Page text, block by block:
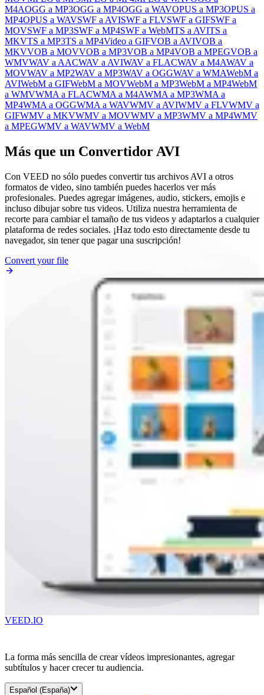
M4AOGG a MP3OGG a MP4OGG a WAVOPUS a MP3OPUS a
MP4OPUS a WAVSWF a AVISWF a FLVSWF a GIFSWF a
MOVSWF a MP3SWF a MP4SWF a WebMTS a AVITS a
MKVTS a MP3TS a MP4Video a GIFVOB a AVIVOB a
MKVVOB a MOVVOB a MP3VOB a MP4VOB a MPEGVOB a
WMVWAV a AACWAV a AVIWAV a FLACWAV a M4AWAV a
MOVWAV a MP2WAV a MP3WAV a OGGWAV a WMAWebM a
AVIWebM a GIFWebM a MOVWebM a MP3WebM a MP4WebM
a WMVWMA a FLACWMA a M4AWMA a MP3WMA a
MP4WMA a OGGWMA a WAVWMV a AVIWMV a FLVWMV a
GIFWMV a MKVWMV a MOVWMV a MP3WMV a MP4WMV
a MPEGWMV a WAVWMV a WebM
Más que un Convertidor AVI
Con VEED no sólo puedes convertir tus archivos AVI a otros
formatos de video, sino también puedes hacerlos ver más
profesionales. Puedes agregar imágenes, audio, stickers, emojis e
incluso dibujar sobre tus videos. Utiliza nuestra herramienta de
recorte para cambiar el tamaño de tus videos y adaptarlos a cualquier
plataforma de redes sociales. ¡Haz todo esto directamente desde tu
navegador, sin tener que pagar una suscripción!
Convert your file
VEED.IO
La forma más sencilla de crear vídeos impresionantes, agregar
subtítulos y hacer crecer tu audiencia.
Español (España)